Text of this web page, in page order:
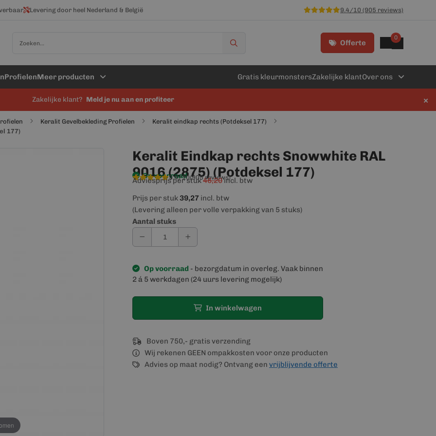
Levering door heel Nederland & België 9.4/10 (905 reviews)
Offerte
0
ProfielenMeer producten Gratis kleurmonstersZakelijke klantOver ons
Zakelijke klant? Meld je nu aan en profiteer ×
Keralit Gevelbekleding Profielen
Keralit eindkap rechts (Potdeksel 177)
177)
Keralit Eindkap rechts Snowwhite RAL
9016 (2875) (Potdeksel 177)
Op voorraad
9,4/10(905 reviews)
Adviesprijs per stuk46,20incl. btw
Prijs per stuk39,27 incl. btw
(Levering alleen per volle verpakking van 5 stuks)
Aantal stuks
Op voorraad - bezorgdatum in overleg. Vaak binnen
2 á 5 werkdagen (24 uurs levering mogelijk)
In winkelwagen
Boven 750,- gratis verzending
Wij rekenen GEEN ompakkosten voor onze producten
Advies op maat nodig? Ontvang een vrijblijvende offerte